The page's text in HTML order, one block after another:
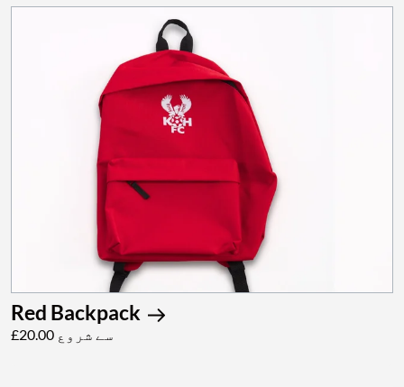
Red Backpack
£20.00 سے شروع